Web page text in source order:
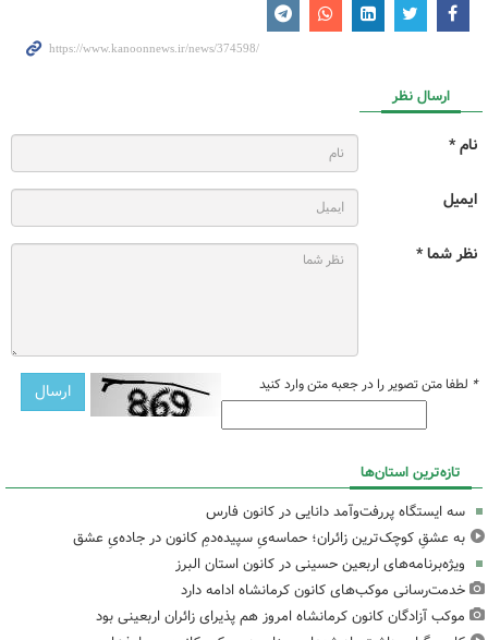
ارسال نظر
نام *
ایمیل
نظر شما *
* لطفا متن تصویر را در جعبه متن وارد کنید
تازه‌ترین استان‌ها
سه ایستگاه پررفت‌وآمد دانایی در کانون فارس
به عشقِ کوچک‌ترین زائران؛ حماسه‌یِ سپیده‌دمِ کانون در جاده‌یِ عشق
ویژه‌برنامه‌های اربعین حسینی در کانون استان البرز
خدمت‌رسانی موکب‌های کانون کرمانشاه ادامه دارد
موکب آزادگان کانون کرمانشاه امروز هم پذیرای زائران اربعینی بود